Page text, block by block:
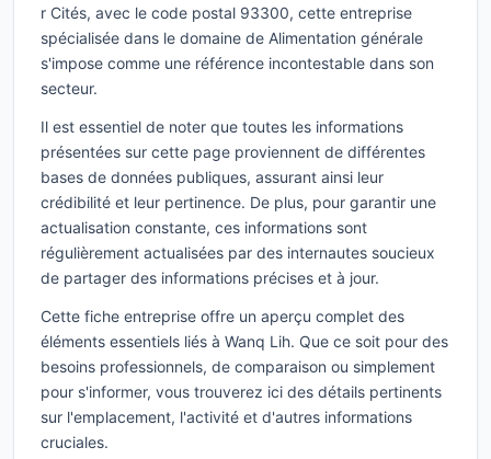
r Cités, avec le code postal 93300, cette entreprise
spécialisée dans le domaine de Alimentation générale
s'impose comme une référence incontestable dans son
secteur.
Il est essentiel de noter que toutes les informations
présentées sur cette page proviennent de différentes
bases de données publiques, assurant ainsi leur
crédibilité et leur pertinence. De plus, pour garantir une
actualisation constante, ces informations sont
régulièrement actualisées par des internautes soucieux
de partager des informations précises et à jour.
Cette fiche entreprise offre un aperçu complet des
éléments essentiels liés à Wanq Lih. Que ce soit pour des
besoins professionnels, de comparaison ou simplement
pour s'informer, vous trouverez ici des détails pertinents
sur l'emplacement, l'activité et d'autres informations
cruciales.